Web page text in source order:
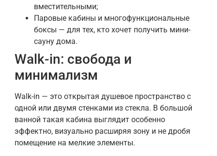
вместительными;
Паровые кабины и многофункциональные
боксы — для тех, кто хочет получить мини-
сауну дома.
Walk-in: свобода и
минимализм
Walk-in — это открытая душевое пространство с
одной или двумя стенками из стекла. В большой
ванной такая кабина выглядит особенно
эффектно, визуально расширяя зону и не дробя
помещение на мелкие элементы.